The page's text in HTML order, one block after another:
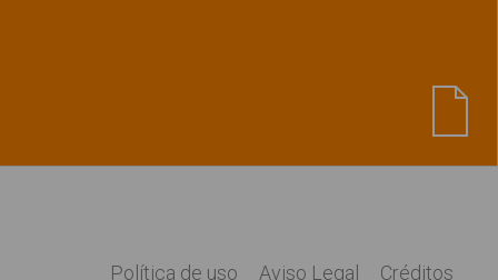
Política de uso Aviso Legal Créditos